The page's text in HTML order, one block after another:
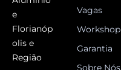
e
Florianóp
olis e
Região
Vagas
Workshop
Garantia
Sobre Nós